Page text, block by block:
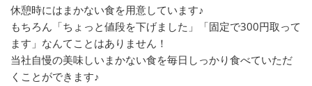
休憩時にはまかない食を用意しています♪
もちろん「ちょっと値段を下げました」「固定で300円取って
ます」なんてことはありません！
当社自慢の美味しいまかない食を毎日しっかり食べていただ
くことができます♪